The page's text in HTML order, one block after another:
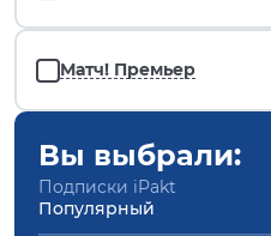
Матч! Премьер
Вы выбрали:
Подписки iPakt
Популярный